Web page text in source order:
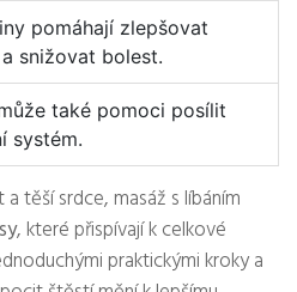
pomáhají zlepšovat
snižovat bolest.
také pomoci posílit
systém.
těší srdce, masáž s líbáním
, které přispívají k celkové
praktickými kroky a